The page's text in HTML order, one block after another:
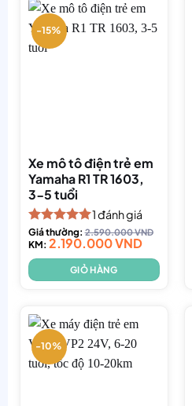
-15%
Xe mô tô điện trẻ em
Yamaha R1 TR 1603,
3-5 tuổi
Được xếp
hạng5.00
5 sao
1đánh giá
Giá thường:2.590.000VND
KM: 2.190.000VND
GIỎ HÀNG
-10%